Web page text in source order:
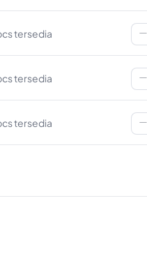
tersedia
tersedia
tersedia